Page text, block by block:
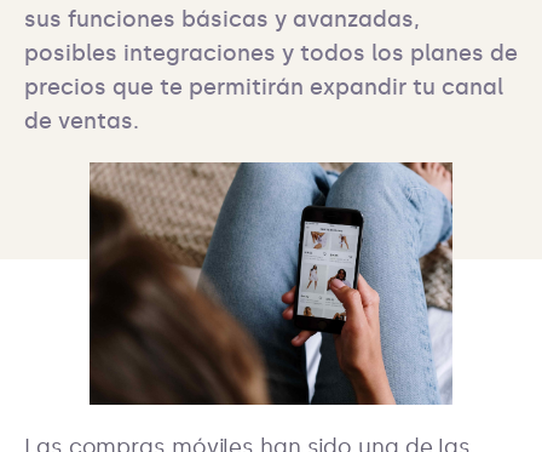
sus funciones básicas y avanzadas,
posibles integraciones y todos los planes de
precios que te permitirán expandir tu canal
de ventas.